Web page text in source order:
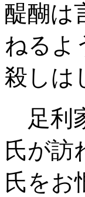
醍醐は
ねるよ
殺しは
足利
氏が訪
氏をお